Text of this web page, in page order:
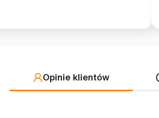
Opinie klientów